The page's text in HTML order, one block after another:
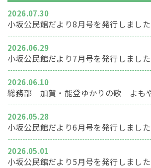
2026.07.30
小坂公民館だより8月号を発行しました
2026.06.29
小坂公民館だより7月号を発行しました
2026.06.10
総務部 加賀・能登ゆかりの歌 よも
2026.05.28
小坂公民館だより6月号を発行しました
2026.05.01
小坂公民館だより5月号を発行しました